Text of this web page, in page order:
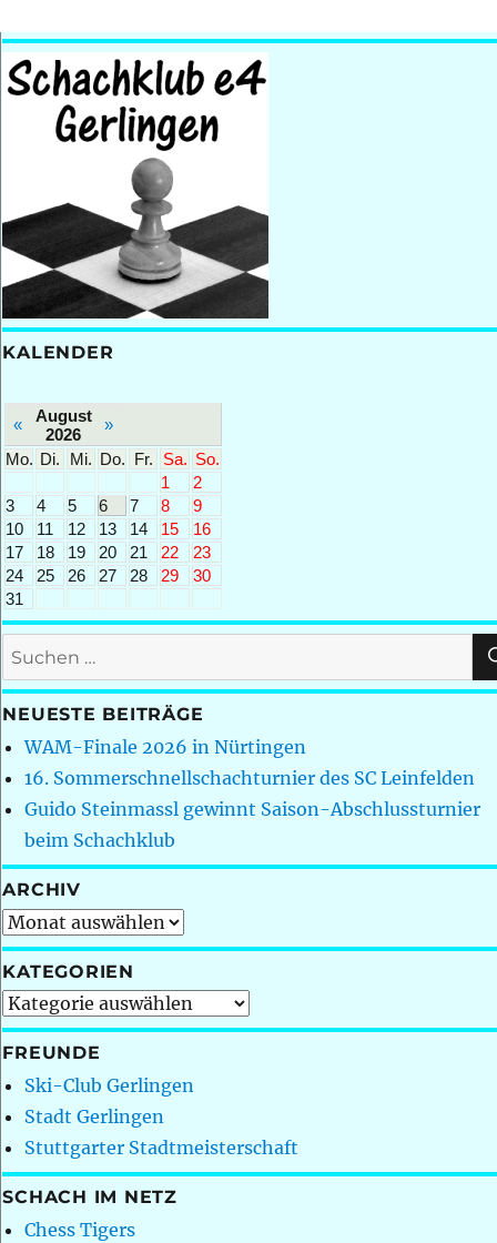
KALENDER
«
August
2026
»
Mo. Di. Mi. Do. Fr. Sa. So.
1
2
3
4 5 6 7 8
9
10
11 12 13 14 15
16
17
18 19 20 21 22
23
24
25 26 27 28 29
30
31
Suchen
nach:
NEUESTE BEITRÄGE
WAM-Finale 2026 in Nürtingen
16. Sommerschnellschachturnier des SC Leinfelden
Guido Steinmassl gewinnt Saison-Abschlussturnier
beim Schachklub
ARCHIV
Archiv
KATEGORIEN
Kategorien
FREUNDE
Ski-Club Gerlingen
Stadt Gerlingen
Stuttgarter Stadtmeisterschaft
SCHACH IM NETZ
Chess Tigers